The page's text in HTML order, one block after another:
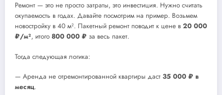
Ремонт — это не просто затраты, это инвестиция. Нужно считать
окупаемость в годах. Давайте посмотрим на пример. Возьмем
новостройку в 40 м². Пакетный ремонт поводит к цене в 20 000
₽/м², итого 800 000 ₽ за весь пакет.
Тогда следующая логика:
— Аренда не отремонтированной квартиры даст 35 000 ₽ в
месяц.